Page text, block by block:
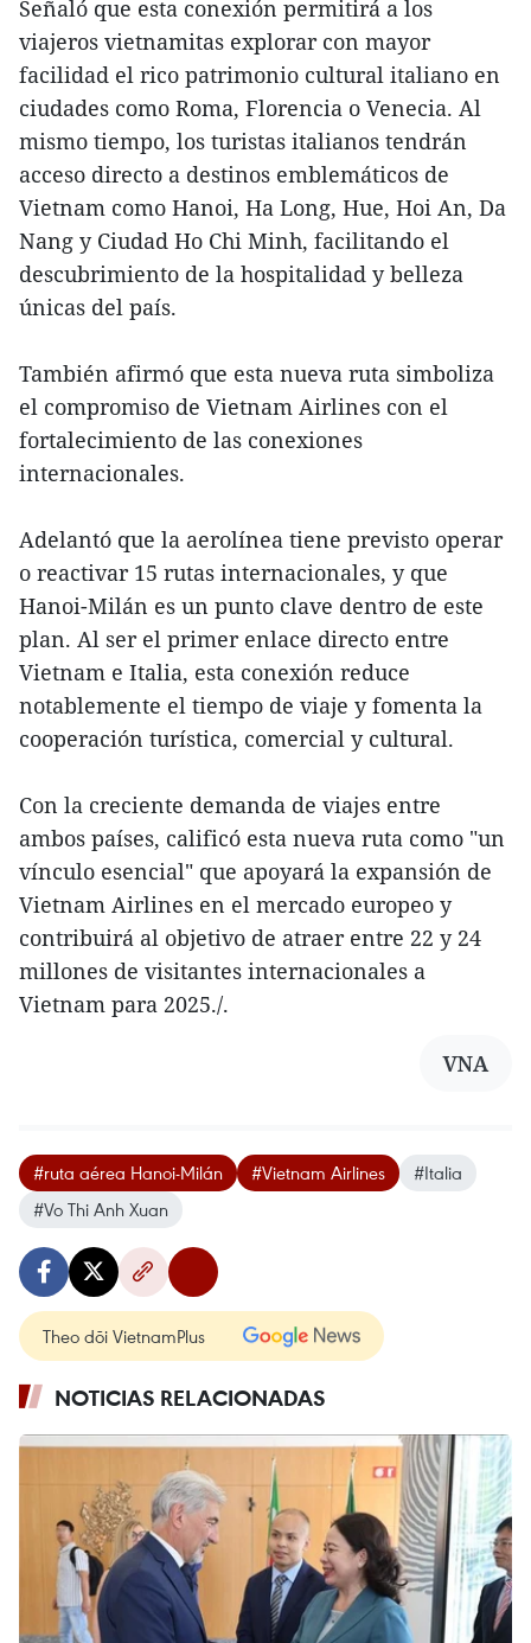
Señaló que esta conexión permitirá a los
viajeros vietnamitas explorar con mayor
facilidad el rico patrimonio cultural italiano en
ciudades como Roma, Florencia o Venecia. Al
mismo tiempo, los turistas italianos tendrán
acceso directo a destinos emblemáticos de
Vietnam como Hanoi, Ha Long, Hue, Hoi An, Da
Nang y Ciudad Ho Chi Minh, facilitando el
descubrimiento de la hospitalidad y belleza
únicas del país.
También afirmó que esta nueva ruta simboliza
el compromiso de Vietnam Airlines con el
fortalecimiento de las conexiones
internacionales.
Adelantó que la aerolínea tiene previsto operar
o reactivar 15 rutas internacionales, y que
Hanoi-Milán es un punto clave dentro de este
plan. Al ser el primer enlace directo entre
Vietnam e Italia, esta conexión reduce
notablemente el tiempo de viaje y fomenta la
cooperación turística, comercial y cultural.
Con la creciente demanda de viajes entre
ambos países, calificó esta nueva ruta como "un
vínculo esencial" que apoyará la expansión de
Vietnam Airlines en el mercado europeo y
contribuirá al objetivo de atraer entre 22 y 24
millones de visitantes internacionales a
Vietnam para 2025./.
VNA
#ruta aérea Hanoi-Milán #Vietnam Airlines
#Italia
#Vo Thi Anh Xuan
Theo dõi VietnamPlus
NOTICIAS RELACIONADAS